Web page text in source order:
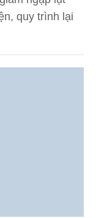
quy trình lại